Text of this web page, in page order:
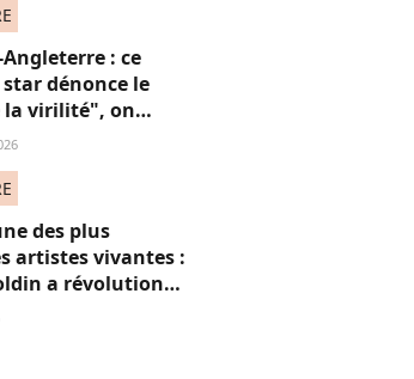
réagir
Angleterre : ce
dénonce le
la virilité", on
ses mots pas très
des plus
artistes vivantes :
a révolutionné
voici